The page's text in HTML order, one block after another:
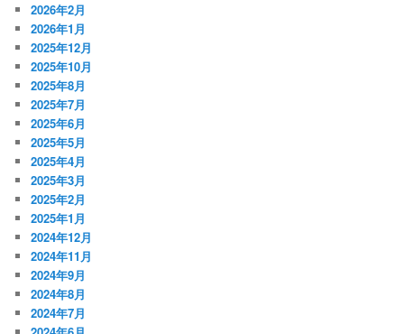
2026年2月
2026年1月
2025年12月
2025年10月
2025年8月
2025年7月
2025年6月
2025年5月
2025年4月
2025年3月
2025年2月
2025年1月
2024年12月
2024年11月
2024年9月
2024年8月
2024年7月